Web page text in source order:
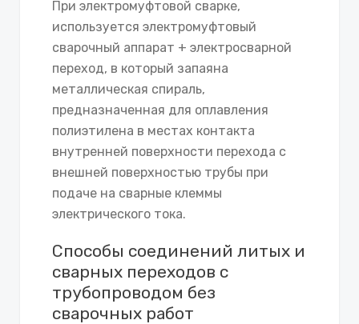
При электромуфтовой сварке,
используется электромуфтовый
сварочный аппарат + электросварной
переход, в который запаяна
металлическая спираль,
предназначенная для оплавления
полиэтилена в местах контакта
внутренней поверхности перехода с
внешней поверхностью трубы при
подаче на сварные клеммы
электрического тока.
Способы соединений литых и
сварных переходов с
трубопроводом без
сварочных работ